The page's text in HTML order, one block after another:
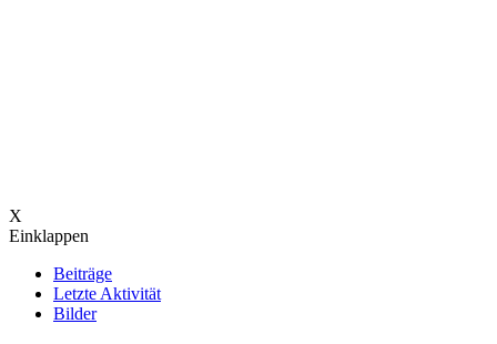
X
Einklappen
Beiträge
Letzte Aktivität
Bilder